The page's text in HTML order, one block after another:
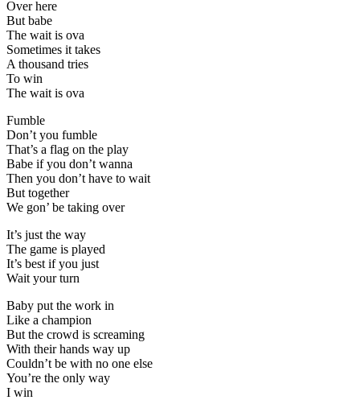
Over here
But babe
The wait is ova
Sometimes it takes
A thousand tries
To win
The wait is ova
Fumble
Don’t you fumble
That’s a flag on the play
Babe if you don’t wanna
Then you don’t have to wait
But together
We gon’ be taking over
It’s just the way
The game is played
It’s best if you just
Wait your turn
Baby put the work in
Like a champion
But the crowd is screaming
With their hands way up
Couldn’t be with no one else
You’re the only way
I win